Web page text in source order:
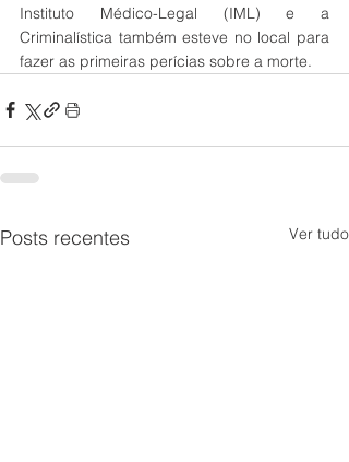
Instituto Médico-Legal (IML) e a
Criminalística também esteve no local para
fazer as primeiras perícias sobre a morte.
Posts recentes Ver tudo